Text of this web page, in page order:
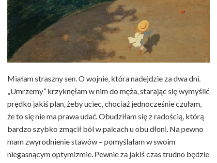
Miałam straszny sen. O wojnie, która nadejdzie za dwa dni.
„Umrzemy” krzyknęłam w nim do męża, starając się wymyślić
prędko jakiś plan, żeby uciec, chociaż jednocześnie czułam,
że to się nie ma prawa udać. Obudziłam się z radością, którą
bardzo szybko zmącił ból w palcach u obu dłoni. Na pewno
mam zwyrodnienie stawów – pomyślałam w swoim
niegasnącym optymizmie. Pewnie za jakiś czas trudno będzie